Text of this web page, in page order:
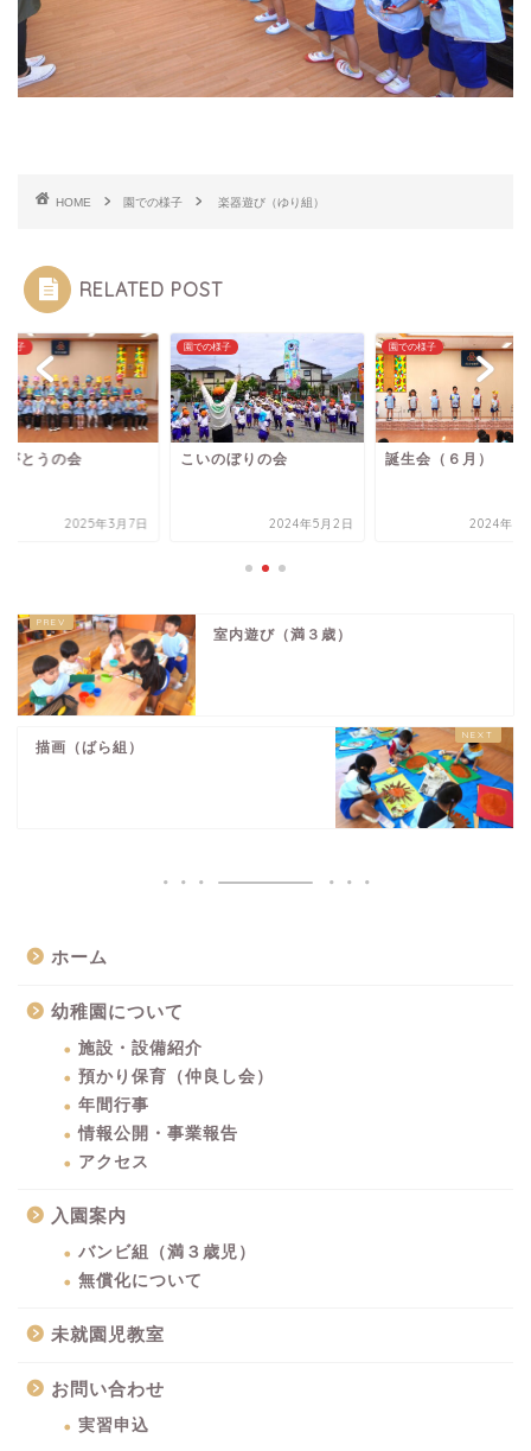
HOME 園での様子 楽器遊び（ゆり組）
RELATED POST
様子
がとうの会
2025年3月7日
園での様子
こいのぼりの会
2024年5月2日
園での様子
誕生会（６月）
2024年6
室内遊び（満３歳）
描画（ばら組）
ホーム
幼稚園について
施設・設備紹介
預かり保育（仲良し会）
年間行事
情報公開・事業報告
アクセス
入園案内
バンビ組（満３歳児）
無償化について
未就園児教室
お問い合わせ
実習申込